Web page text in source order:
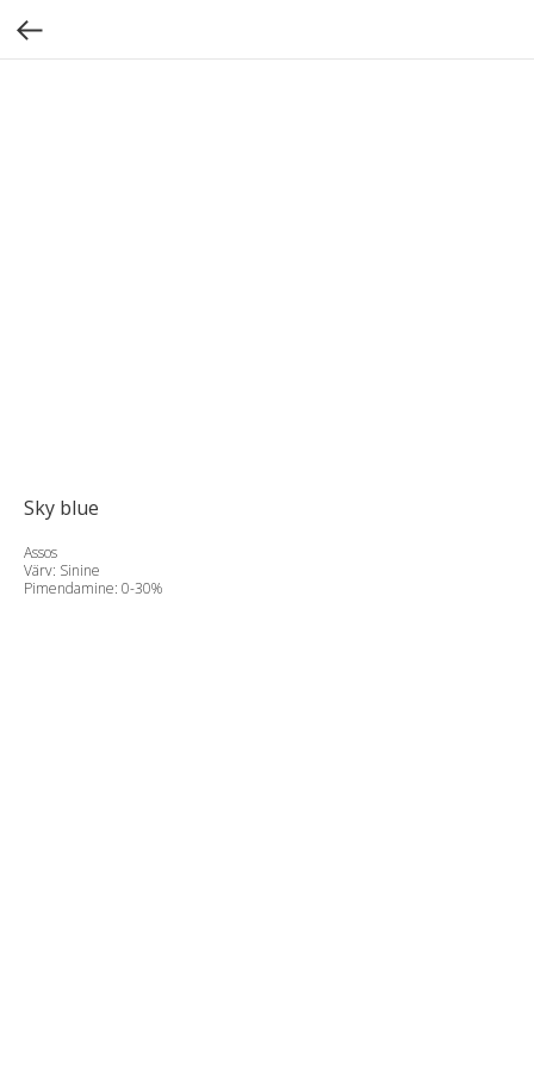
Sky blue
Assos
Värv: Sinine
Pimendamine: 0-30%